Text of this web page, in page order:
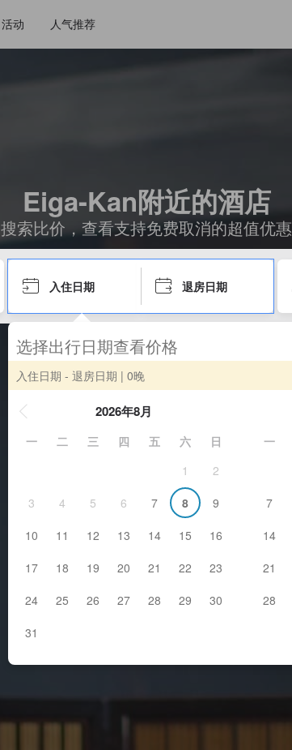
活动 人气推荐
Eiga-Kan附近的酒店
搜索比价，查看支持免费取消的超值优惠
入住日期 退房日期
选择出行日期查看价格
入住日期 - 退房日期 | 0晚
2026年8月
一 二 三 四 五 六
日
1
2
3
4 5 6 7 8
9
10
11 12 13 14 15
16
17
18 19 20 21 22
23
24
25 26 27 28 29
30
31
一
7
14
21
28